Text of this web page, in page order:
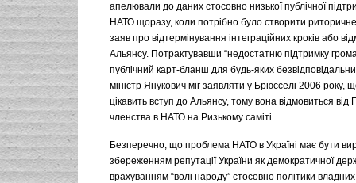
апелювали до даних стосовно низької публічної
НАТО щоразу, коли потрібно було створити
заяв про відтермінування інтеграційних кроків або
Альянсу. Потрактувавши “недостатню підтримку
публічний карт-бланш для будь-яких
міністр Янукович міг заявляти у Брюсселі 2006 року,
цікавить вступ до Альянсу, тому вона відмовиться від
членства в НАТО на Ризькому саміті.
Безперечно, що проблема НАТО в Україні має бути
збереженням репутації України як демократичної
врахуванням “волі народу” стосовно політики